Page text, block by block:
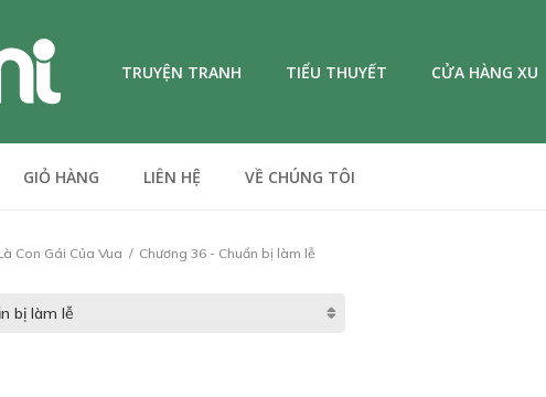
TRUYỆN TRANH TIỂU THUYẾT CỬA HÀNG XU
GIỎ HÀNG LIÊN HỆ VỀ CHÚNG TÔI
Con Gái Của Vua Chương 36 - Chuẩn bị làm lễ